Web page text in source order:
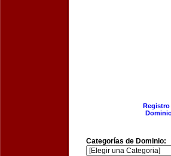
Categorías de Dominio: